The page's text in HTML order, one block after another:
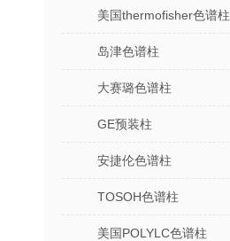
美国thermofisher色谱柱
岛津色谱柱
大赛璐色谱柱
GE预装柱
安捷伦色谱柱
TOSOH色谱柱
美国POLYLC色谱柱